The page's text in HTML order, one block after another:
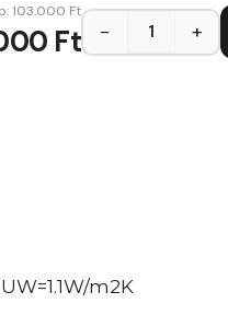
103.000 Ft
Ft − +
m2K